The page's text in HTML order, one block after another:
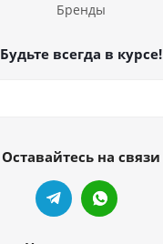
Бренды
Будьте всегда в курсе!
Оставайтесь на связи